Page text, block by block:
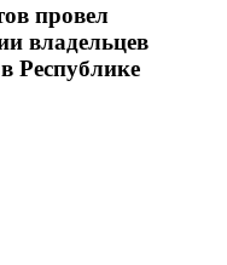
провел
владельцев
Республике